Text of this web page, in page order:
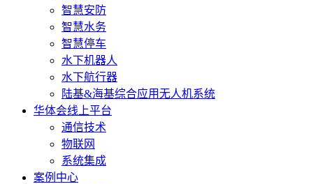
智慧安防
智慧水务
智慧停车
水下机器人
水下航行器
陆基&海基综合应用无人机系统
华体会线上平台
通信技术
物联网
系统集成
案例中心